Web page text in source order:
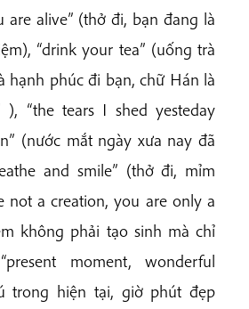
are alive” (thở đi, bạn đang là
“drink your tea” (uống trà
hạnh phúc đi bạn, chữ Hán là
), “the tears I shed yesteday
(nước mắt ngày xưa nay đã
and smile” (thở đi, mỉm
not a creation, you are only a
không phải tạo sinh mà chỉ
moment, wonderful
trong hiện tại, giờ phút đẹp